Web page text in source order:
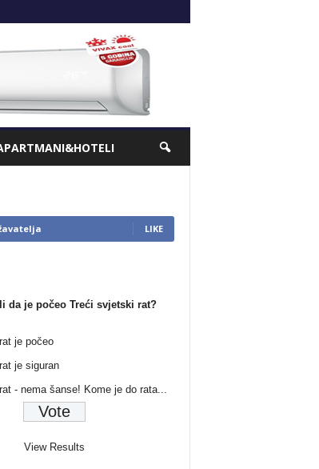
LIKE
da je počeo Treći svjetski rat?
je počeo
je siguran
- nema šanse! Kome je do rata...
View Results